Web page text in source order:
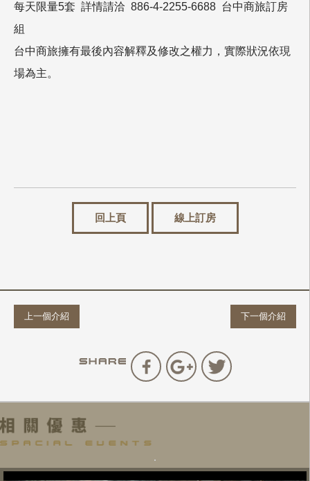
每天限量5套 詳情請洽 886-4-2255-6688 台中商旅訂房
組
台中商旅擁有最後內容解釋及修改之權力，實際狀況依現
場為主。
回上頁 線上訂房
上一個介紹 下一個介紹